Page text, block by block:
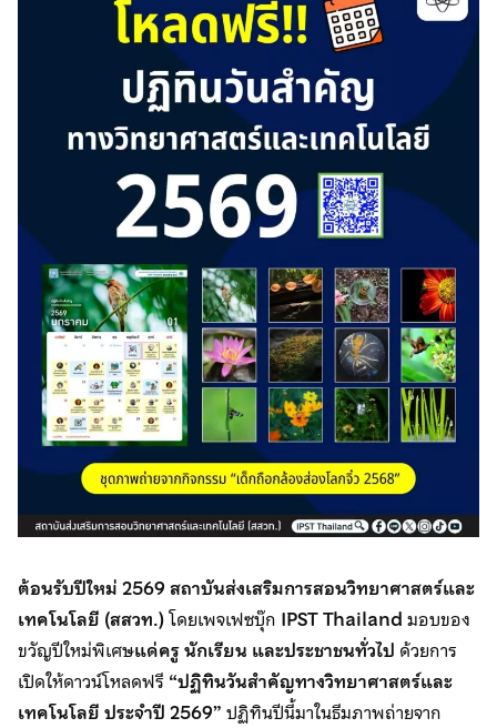
ต้อนรับปีใหม่ 2569สถาบันส่งเสริมการสอนวิทยาศาสตร์และ
เทคโนโลยี (สสวท.)โดยเพจเฟซบุ๊ก IPST Thailandมอบของ
ขวัญปีใหม่พิเศษแด่ครู นักเรียน และประชาชนทั่วไป ด้วยการ
เปิดให้ดาวน์โหลดฟรี “ปฏิทินวันสำคัญทางวิทยาศาสตร์และ
เทคโนโลยี ประจำปี 2569”ปฏิทินปีนี้มาในธีมภาพถ่ายจาก